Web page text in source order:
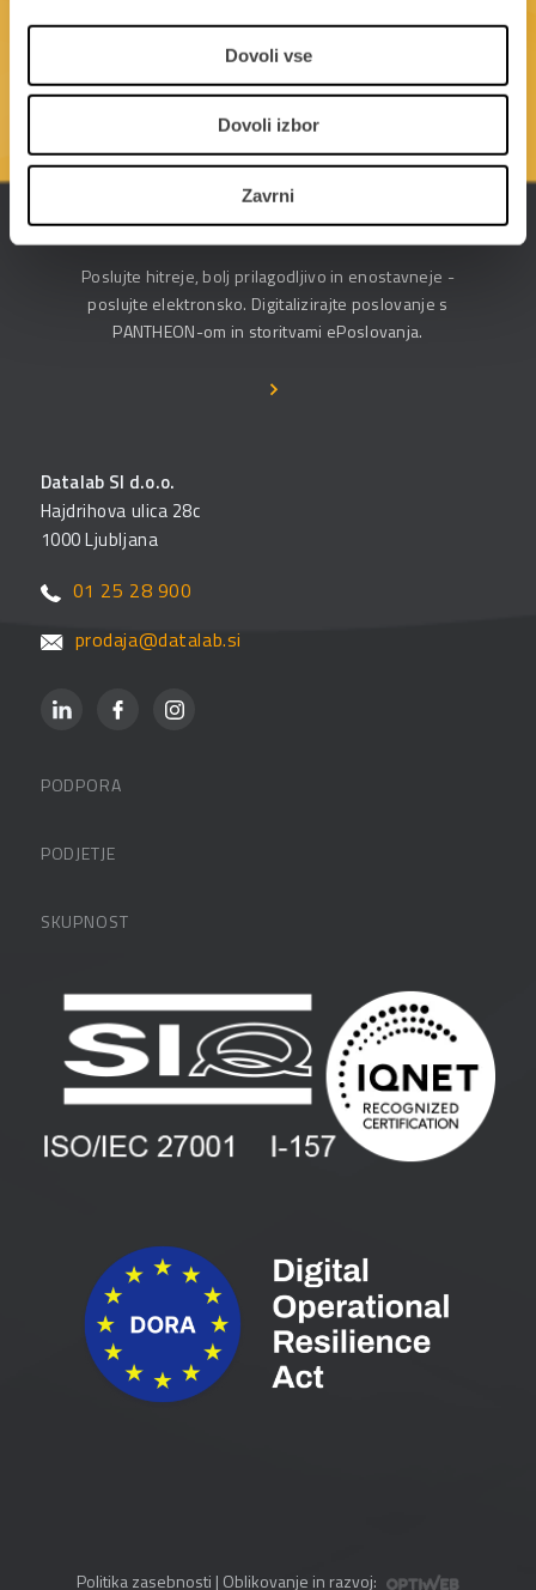
Dovoli vse
Dovoli izbor
Zavrni
OBIŠČITE UPORABNIŠKE STRANI
ePoslovanje
Poslujte hitreje, bolj prilagodljivo in enostavneje -
poslujte elektronsko. Digitalizirajte poslovanje s
PANTHEON-om in storitvami ePoslovanja.
Datalab SI d.o.o.
Hajdrihova ulica 28c
1000 Ljubljana
01 25 28 900
prodaja@datalab.si
PODPORA
FAQ – pogosta vprašanja
PODJETJE
Zaposlitev
Vlagatelji
Pogoji in pogodbe
SKUPNOST
Blog
Spletni seminarji
Politika zasebnosti | Oblikovanje in razvoj: